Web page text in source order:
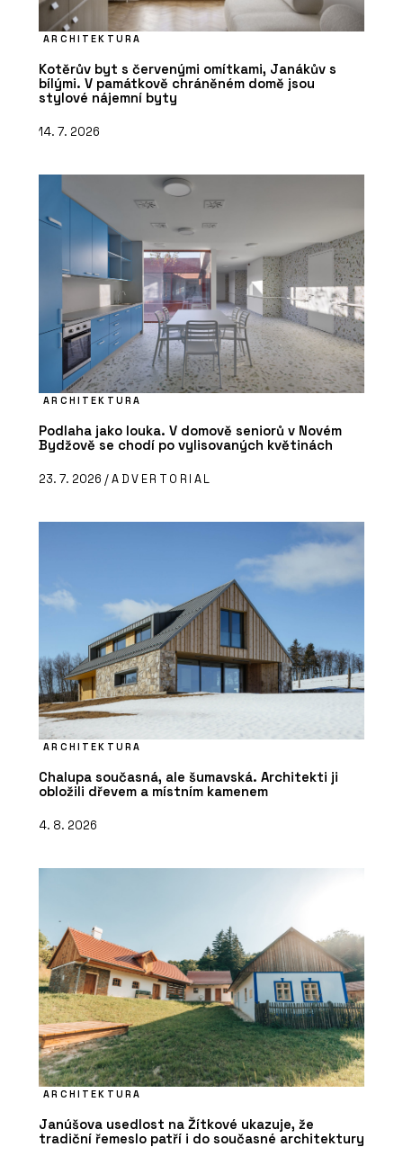
ARCHITEKTURA
Kotěrův byt s červenými omítkami, Janákův s
bílými. V památkově chráněném domě jsou
stylové nájemní byty
14. 7. 2026
ARCHITEKTURA
Podlaha jako louka. V domově seniorů v Novém
Bydžově se chodí po vylisovaných květinách
23. 7. 2026 /ADVERTORIAL
ARCHITEKTURA
Chalupa současná, ale šumavská. Architekti ji
obložili dřevem a místním kamenem
4. 8. 2026
ARCHITEKTURA
Janúšova usedlost na Žítkové ukazuje, že
tradiční řemeslo patří i do současné architektury